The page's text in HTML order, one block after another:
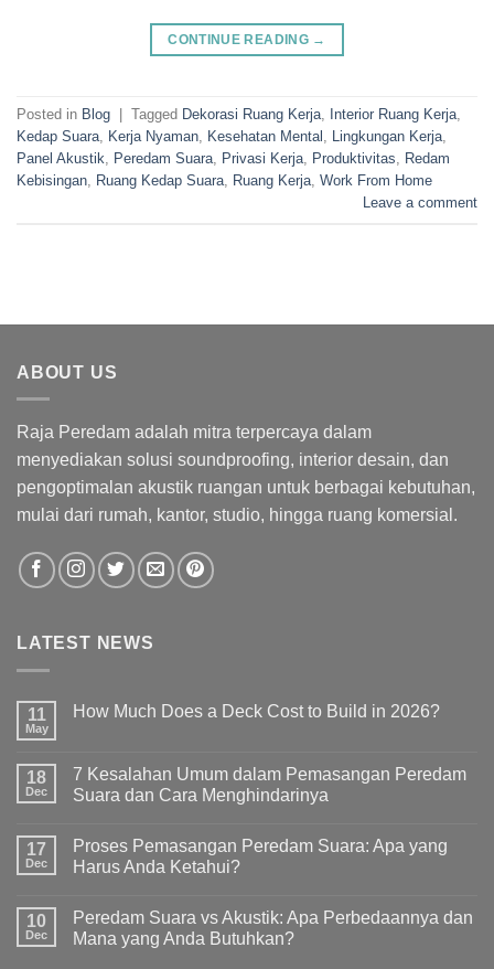
CONTINUE READING →
Posted in Blog Tagged Dekorasi Ruang Kerja Interior Ruang Kerja
Kedap Suara
Kerja Nyaman Kesehatan Mental Lingkungan Kerja
Panel Akustik
Peredam Suara Privasi Kerja Produktivitas
Redam
Kebisingan
Ruang Kedap Suara Ruang Kerja Work From Home
Leave a comment
ABOUT US
Raja Peredam adalah mitra terpercaya dalam
menyediakan solusi soundproofing, interior desain, dan
pengoptimalan akustik ruangan untuk berbagai kebutuhan,
mulai dari rumah, kantor, studio, hingga ruang komersial.
LATEST NEWS
11
May
How Much Does a Deck Cost to Build in 2026?
18
Dec
7 Kesalahan Umum dalam Pemasangan Peredam
Suara dan Cara Menghindarinya
17
Dec
Proses Pemasangan Peredam Suara: Apa yang
Harus Anda Ketahui?
10
Dec
Peredam Suara vs Akustik: Apa Perbedaannya dan
Mana yang Anda Butuhkan?